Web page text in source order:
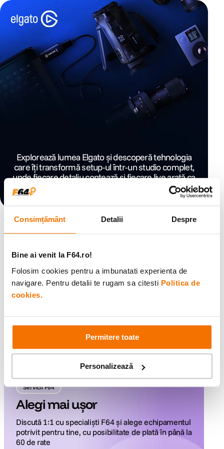
Consimțământ Detalii Despre
Bine ai venit la F64.ro!
Folosim cookies pentru a imbunatati experienta de
navigare. Pentru detalii te rugam sa citesti Politica de
cookies.
Permitere toate
Personalizează
Explorează lumea Elgato și descoperă tehnologia
care îți transformă setup-ul într-un studio complet,
unde fiecare detaliu contează și fiecare live arată ca
Video
Studio Elgato
Ai vizualizat toate produsele
Servicii F64
Alegi mai ușor
Discută 1:1 cu specialiști F64 și alege echipamentul
potrivit pentru tine, cu posibilitate de plată în până la
60 de rate